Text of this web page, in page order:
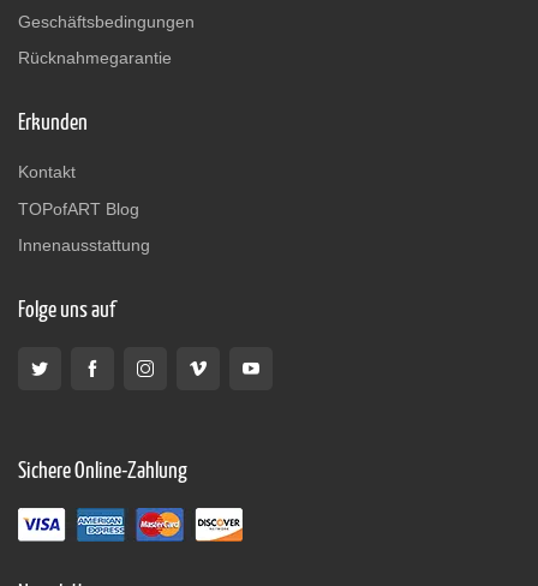
Geschäftsbedingungen
Rücknahmegarantie
Erkunden
Kontakt
TOPofART Blog
Innenausstattung
Folge uns auf
Sichere Online-Zahlung